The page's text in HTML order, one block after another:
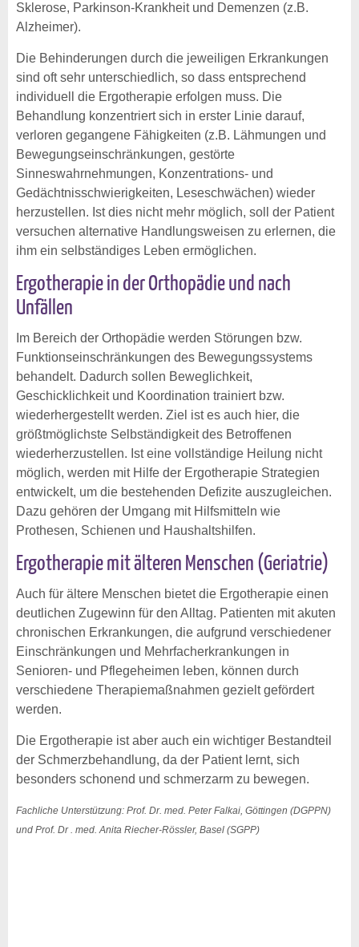
Sklerose, Parkinson-Krankheit und Demenzen (z.B.
Alzheimer).
Die Behinderungen durch die jeweiligen Erkrankungen
sind oft sehr unterschiedlich, so dass entsprechend
individuell die Ergotherapie erfolgen muss. Die
Behandlung konzentriert sich in erster Linie darauf,
verloren gegangene Fähigkeiten (z.B. Lähmungen und
Bewegungseinschränkungen, gestörte
Sinneswahrnehmungen, Konzentrations- und
Gedächtnisschwierigkeiten, Leseschwächen) wieder
herzustellen. Ist dies nicht mehr möglich, soll der Patient
versuchen alternative Handlungsweisen zu erlernen, die
ihm ein selbständiges Leben ermöglichen.
Ergotherapie in der Orthopädie und nach
Unfällen
Im Bereich der Orthopädie werden Störungen bzw.
Funktionseinschränkungen des Bewegungssystems
behandelt. Dadurch sollen Beweglichkeit,
Geschicklichkeit und Koordination trainiert bzw.
wiederhergestellt werden. Ziel ist es auch hier, die
größtmöglichste Selbständigkeit des Betroffenen
wiederherzustellen. Ist eine vollständige Heilung nicht
möglich, werden mit Hilfe der Ergotherapie Strategien
entwickelt, um die bestehenden Defizite auszugleichen.
Dazu gehören der Umgang mit Hilfsmitteln wie
Prothesen, Schienen und Haushaltshilfen.
Ergotherapie mit älteren Menschen (Geriatrie)
Auch für ältere Menschen bietet die Ergotherapie einen
deutlichen Zugewinn für den Alltag. Patienten mit akuten
chronischen Erkrankungen, die aufgrund verschiedener
Einschränkungen und Mehrfacherkrankungen in
Senioren- und Pflegeheimen leben, können durch
verschiedene Therapiemaßnahmen gezielt gefördert
werden.
Die Ergotherapie ist aber auch ein wichtiger Bestandteil
der Schmerzbehandlung, da der Patient lernt, sich
besonders schonend und schmerzarm zu bewegen.
Fachliche Unterstützung: Prof. Dr. med. Peter Falkai, Göttingen (DGPPN)
und Prof. Dr . med. Anita Riecher-Rössler, Basel (SGPP)